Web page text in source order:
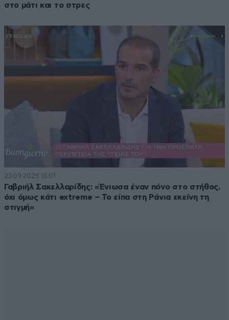
στο μάτι και το στρες
23·09·2025 15:01
Γαβριήλ Σακελλαρίδης: «Ένιωσα έναν πόνο στο στήθος,
όχι όμως κάτι extreme – Το είπα στη Ράνια εκείνη τη
στιγμή»